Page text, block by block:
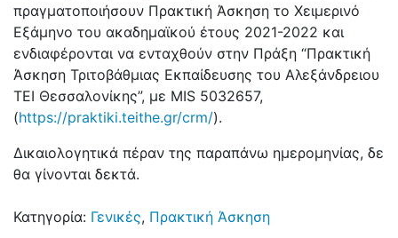
πραγματοποιήσουν Πρακτική Άσκηση το Χειμερινό
Εξάμηνο του ακαδημαϊκού έτους 2021-2022 και
ενδιαφέρονται να ενταχθούν στην Πράξη “Πρακτική
Άσκηση Τριτοβάθμιας Εκπαίδευσης του Αλεξάνδρειου
ΤΕΙ Θεσσαλονίκης”, με MIS 5032657,
(https://praktiki.teithe.gr/crm/).
Δικαιολογητικά πέραν της παραπάνω ημερομηνίας, δε
θα γίνονται δεκτά.
Κατηγορία: Γενικές, Πρακτική Άσκηση